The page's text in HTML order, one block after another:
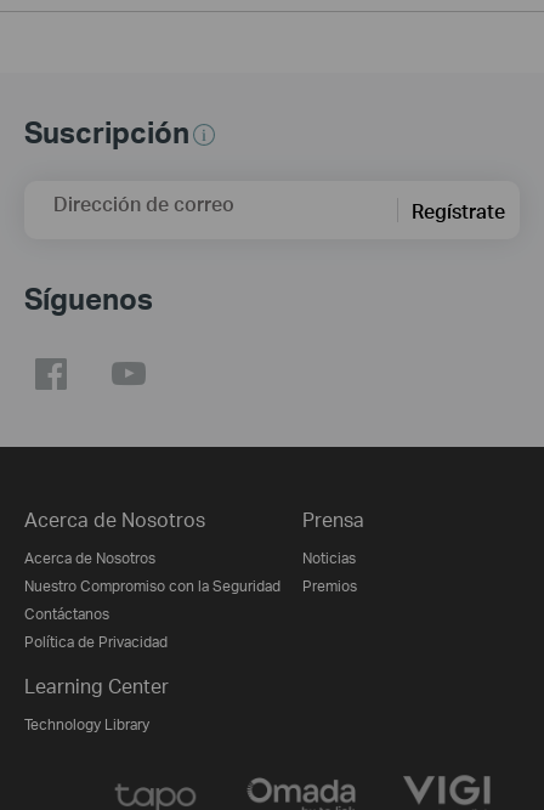
Suscripción
Dirección de correo Regístrate
Síguenos
Acerca de Nosotros
Acerca de Nosotros
Nuestro Compromiso con la Seguridad
Contáctanos
Política de Privacidad
Prensa
Noticias
Premios
Learning Center
Technology Library